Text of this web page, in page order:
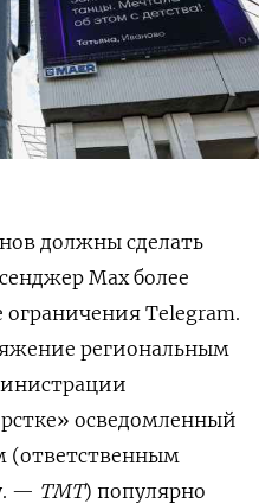
должны сделать
Мах более
Telegram.
региональным
осведомленный
(ответственным
— ТМТ) популярно